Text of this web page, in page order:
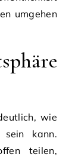
umgehen
wie
kann.
teilen,